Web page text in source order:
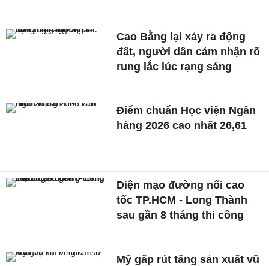
Cao Bằng lại xảy ra động
đất, người dân cảm nhận rõ
rung lắc lúc rạng sáng
Điểm chuẩn Học viện Ngân
hàng 2026 cao nhất 26,61
Diện mạo đường nối cao
tốc TP.HCM - Long Thành
sau gần 8 tháng thi công
Mỹ gấp rút tăng sản xuất vũ